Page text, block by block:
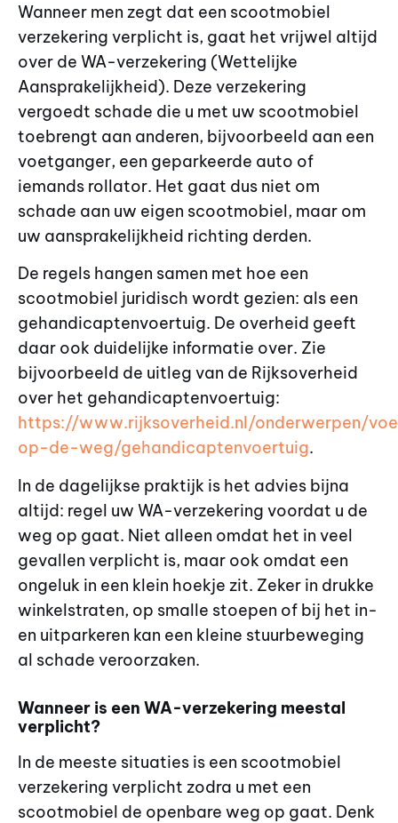
Wanneer men zegt dat een scootmobiel
verzekering verplicht is, gaat het vrijwel altijd
over de WA-verzekering (Wettelijke
Aansprakelijkheid). Deze verzekering
vergoedt schade die u met uw scootmobiel
toebrengt aan anderen, bijvoorbeeld aan een
voetganger, een geparkeerde auto of
iemands rollator. Het gaat dus niet om
schade aan uw eigen scootmobiel, maar om
uw aansprakelijkheid richting derden.
De regels hangen samen met hoe een
scootmobiel juridisch wordt gezien: als een
gehandicaptenvoertuig. De overheid geeft
daar ook duidelijke informatie over. Zie
bijvoorbeeld de uitleg van de Rijksoverheid
over het gehandicaptenvoertuig:
https://www.rijksoverheid.nl/onderwerpen/
op-de-weg/gehandicaptenvoertuig.
In de dagelijkse praktijk is het advies bijna
altijd: regel uw WA-verzekering voordat u de
weg op gaat. Niet alleen omdat het in veel
gevallen verplicht is, maar ook omdat een
ongeluk in een klein hoekje zit. Zeker in drukke
winkelstraten, op smalle stoepen of bij het in-
en uitparkeren kan een kleine stuurbeweging
al schade veroorzaken.
Wanneer is een WA-verzekering meestal
verplicht?
In de meeste situaties is een scootmobiel
verzekering verplicht zodra u met een
scootmobiel de openbare weg op gaat. Denk